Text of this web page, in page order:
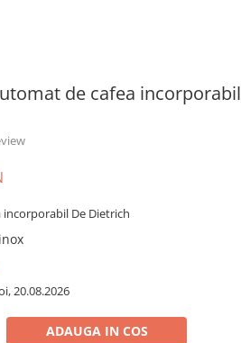
de cafea
incorporabil De Dietrich
20.08.2026
ADAUGA IN COS